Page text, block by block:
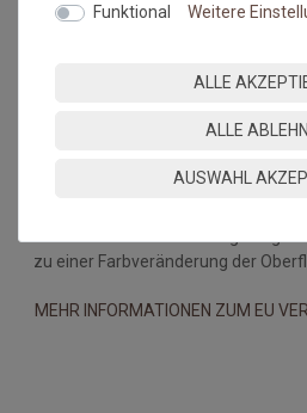
Maßtoleranzen und
sowie Farbabweichungen zwischen
durch eine Wechselwirkung mit
zu einer Farbveränderung der
MEHR INFORMATIONEN ZUM EU
Funktional Weitere
ALLE
ALLE
AUSWAHL